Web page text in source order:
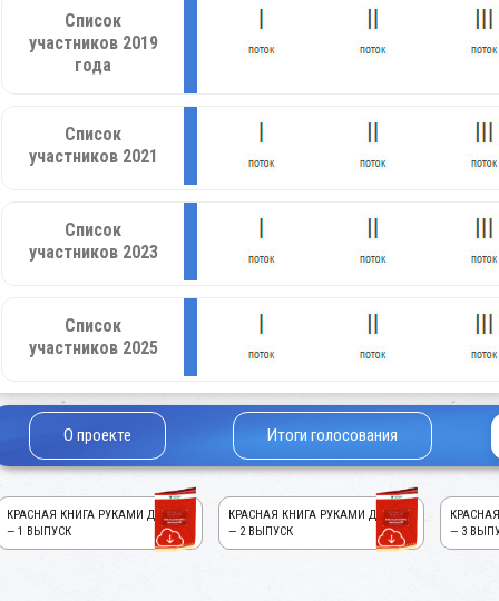
Список
участников 2019
года
Список
участников 2021
Список
участников 2023
Список
участников 2025
О проекте Итоги голосования
КРАСНАЯ КНИГА РУКАМИ ДЕТЕЙ!
— 1 ВЫПУСК
КРАСНАЯ КНИГА РУКАМИ ДЕТЕЙ!
— 2 ВЫПУСК
— 3